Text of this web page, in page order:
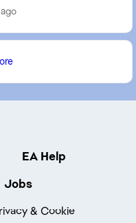
novo,eu tenho out...
EA Help
Jobs
& Cookie